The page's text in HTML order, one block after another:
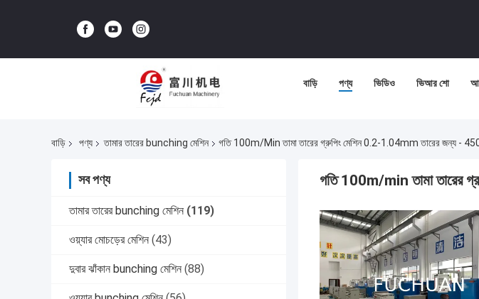
বাড়ি পণ্য ভিডিও ভিআর শো
বাড়ি পণ্য তামার তারের bunching মেশিন গতি 100m/min তামা তারের গ্রুপিং মেশিন 0.2-1.04mm তারের জন্য -
সব পণ্য
তামার তারের bunching মেশিন (119)
ওয়্যার মোচড়ের মেশিন (43)
দুবার ঝাঁকান bunching মেশিন (88)
গতি 100m/min তামা